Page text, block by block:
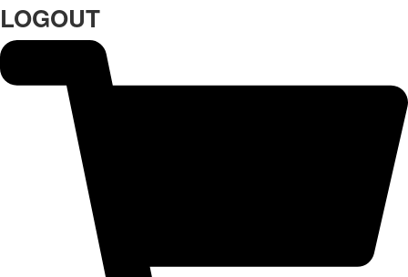
LOGOUT